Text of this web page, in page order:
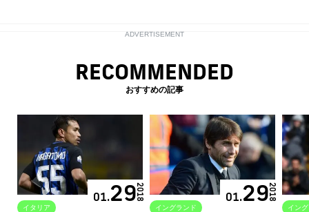
ADVERTISEMENT
RECOMMENDED
おすすめの記事
01.292018
イタリア
01.292018
イングランド イン